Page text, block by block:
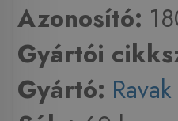
Azonosító:
Gyártói
Gyártó: Ravak